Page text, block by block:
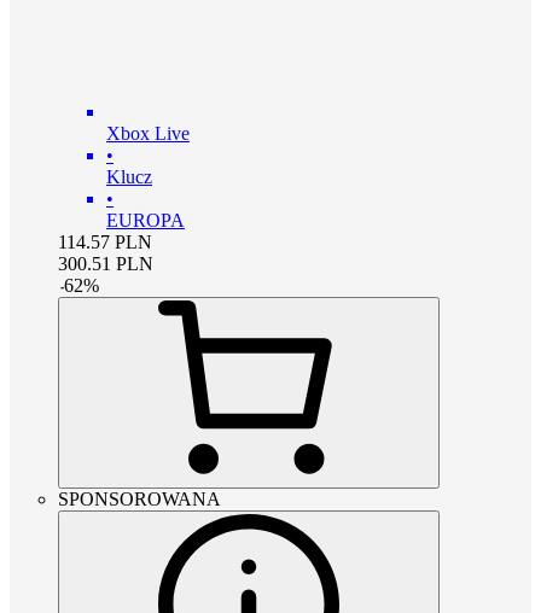
Xbox Live
•
Klucz
•
EUROPA
114.57 PLN
300.51 PLN
-62%
SPONSOROWANA